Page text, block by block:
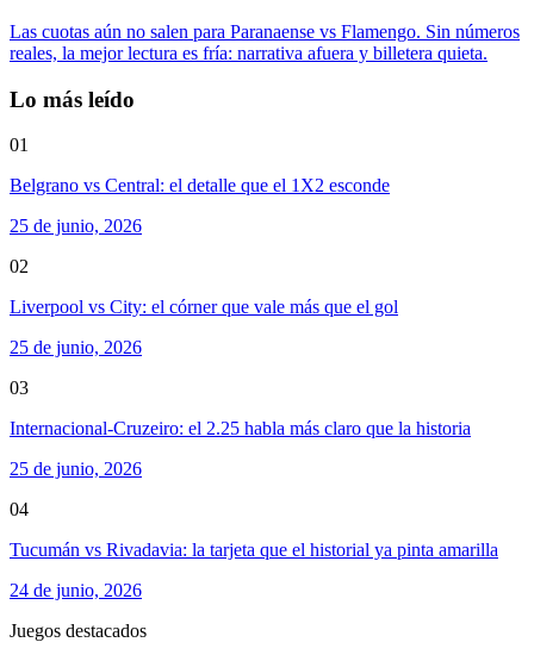
Las cuotas aún no salen para Paranaense vs Flamengo. Sin números
reales, la mejor lectura es fría: narrativa afuera y billetera quieta.
Lo más leído
01
Belgrano vs Central: el detalle que el 1X2 esconde
25 de junio, 2026
02
Liverpool vs City: el córner que vale más que el gol
25 de junio, 2026
03
Internacional-Cruzeiro: el 2.25 habla más claro que la historia
25 de junio, 2026
04
Tucumán vs Rivadavia: la tarjeta que el historial ya pinta amarilla
24 de junio, 2026
Juegos destacados